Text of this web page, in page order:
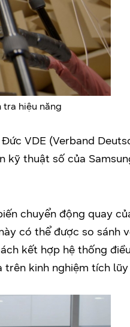
tra hiệu năng
VDE (Verband
kỹ thuật số của
chuyển động quay
có thể được so sánh
kết hợp hệ thống
kinh nghiệm tích lũy